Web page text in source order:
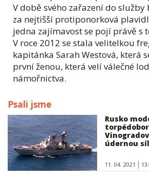
V době svého zařazení do
za nejtišší protiponorková
jedna zajímavost se pojí právě s
V roce 2012 se stala velitelkou
kapitánka Sarah Westová, která
první ženou, která velí válečné
námořnictva.
Psali jsme
Rusko
údernou
11. 04. 2021